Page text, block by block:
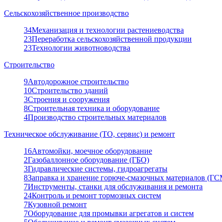
Сельскохозяйственное производство
34Механизация и технологии растениеводства
23Переработка сельскохозяйственной продукции
23Технологии животноводства
Строительство
9Автодорожное строительство
10Строительство зданий
3Строения и сооружения
8Строительная техника и оборудование
4Производство строительных материалов
Техническое обслуживание (ТО, сервис) и ремонт
16Автомойки, моечное оборудование
2Газобаллонное оборудование (ГБО)
3Гидравлические системы, гидроагрегаты
8Заправка и хранение горюче-смазочных материалов
7Инструменты, станки для обслуживания и ремонта
24Контроль и ремонт тормозных систем
7Кузовной ремонт
7Оборудование для промывки агрегатов и систем